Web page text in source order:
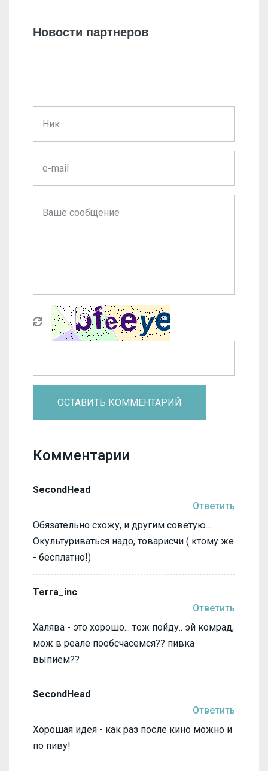
Новости партнеров
Комментарии
SecondHead
Ответить
Обязательно схожу, и другим советую...
Окультуриваться надо, товарисчи ( ктому же
- бесплатно!)
Terra_inc
Ответить
Халява - это хорошо... тож пойду.. эй комрад,
мож в реале пообсчасемся?? пивка
выпием??
SecondHead
Ответить
Хорошая идея - как раз после кино можно и
по пиву!